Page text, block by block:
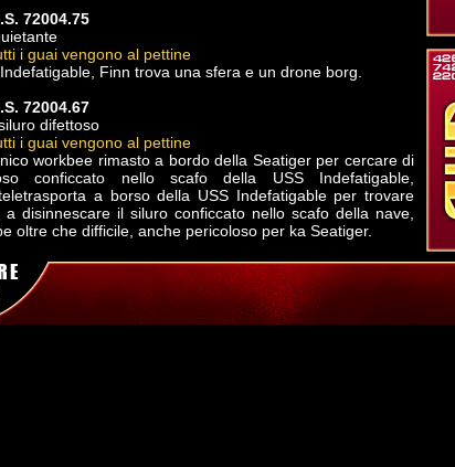
72004.75
i guai vengono al pettine
Finn trova una sfera e un drone borg.
72004.67
difettoso
i guai vengono al pettine
workbee rimasto a bordo della Seatiger per cercare di
conficcato nello scafo della USS Indefatigable,
a borso della USS Indefatigable per trovare
disinnescare il siluro conficcato nello scafo della nave,
oltre che difficile, anche pericoloso per ka Seatiger.
72004.51
Indefatigable
away team, comandato dal Tenente Comandante Tkar,